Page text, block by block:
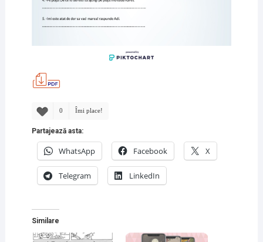
0 Îmi place!
Partajează asta:
WhatsApp Facebook X
Telegram LinkedIn
Similare